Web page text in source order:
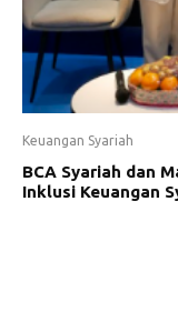
Keuangan Syariah
BCA Syariah dan
Inklusi Keuangan